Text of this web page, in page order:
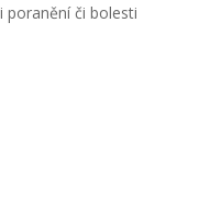
poranění či bolesti